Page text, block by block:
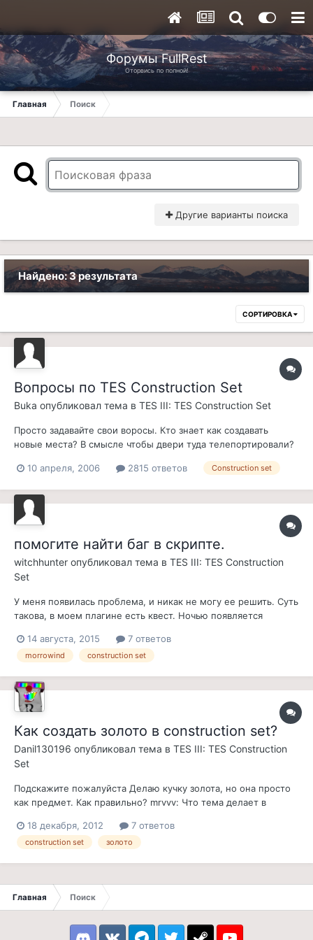
Форумы FullRest
Оторвись по полной!
Главная Поиск
Другие варианты поиска
Найдено: 3 результата
СОРТИРОВКА
Вопросы по TES Construction Set
Buka опубликовал тема в TES III: TES Construction Set
Просто задавайте свои воросы. Кто знает как создавать
новые места? В смысле чтобы двери туда телепортировали?
10 апреля, 2006
2815 ответов Construction set
помогите найти баг в скрипте.
witchhunter опубликовал тема в TES III: TES Construction
Set
У меня появилась проблема, и никак не могу ее решить. Суть
такова, в моем плагине есть квест. Ночью появляется
атаковать, то убив можно лишь развоплотить. То есть,
призрак умирает, но потом воскресает. Сам призрак должен
14 августа, 2015 7 ответов
morrowind construction set
Как создать золото в construction set?
Danil130196 опубликовал тема в TES III: TES Construction
Set
Подскажите пожалуйста Делаю кучку золота, но она просто
как предмет. Как правильно? mrvvv: Что тема делает в
18 декабря, 2012
7 ответов
construction set золото
Главная Поиск